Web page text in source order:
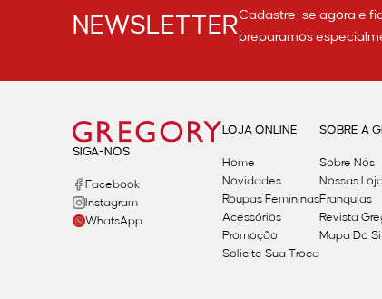
NEWSLETTERCadastre-se agora e
preparamos
SIGA-NOS
Facebook
Instagram
WhatsApp
LOJA ONLINE
Home
Novidades
Roupas Femininas
Acessórios
Promoção
Solicite Sua Troca
SOBRE A
Sobre Nós
Nossas
Franquias
Revista
Mapa Do